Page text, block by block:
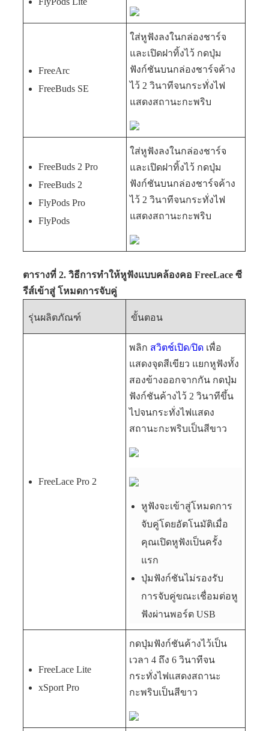
FreeArc
FreeBuds SE
ใส่หูฟังลงในกล่องชาร์จ
และเปิดฝาทิ้งไว้ กดปุ่ม
ฟังก์ชันบนกล่องชาร์จค้าง
ไว้ 2 วินาทีจนกระทั่งไฟ
แสดงสถานะกะพริบ
FreeBuds 2 Pro
FreeBuds 2
FlyPods Pro
FlyPods
ใส่หูฟังลงในกล่องชาร์จ
และเปิดฝาทิ้งไว้ กดปุ่ม
ฟังก์ชันบนกล่องชาร์จค้าง
ไว้ 2 วินาทีจนกระทั่งไฟ
แสดงสถานะกะพริบ
ตารางที่ 2. วิธีการทำให้หูฟังแบบคล้องคอ FreeLace ซี
รีส์เข้าสู่โหมดการจับคู่
รุ่นผลิตภัณฑ์ ขั้นตอน
FreeLace Pro 2
พลิก สวิตช์เปิด/ปิด เพื่อ
แสดงจุดสีเขียว แยกหูฟังทั้ง
สองข้างออกจากกัน กดปุ่ม
ฟังก์ชันค้างไว้ 2 วินาทีขึ้น
ไปจนกระทั่งไฟแสดง
สถานะกะพริบเป็นสีขาว
หูฟังจะเข้าสู่โหมดการ
จับคู่โดยอัตโนมัติเมื่อ
คุณเปิดหูฟังเป็นครั้ง
แรก
ปุ่มฟังก์ชันไม่รองรับ
การจับคู่ขณะเชื่อมต่อหู
ฟังผ่านพอร์ต USB
FreeLace Lite
xSport Pro
กดปุ่มฟังก์ชันค้างไว้เป็น
เวลา 4 ถึง 6 วินาทีจน
กระทั่งไฟแสดงสถานะ
กะพริบเป็นสีขาว